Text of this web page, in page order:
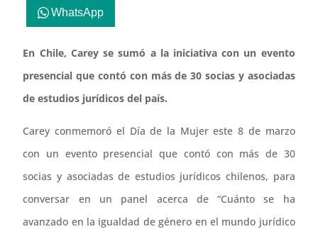
WhatsApp
En Chile, Carey se sumó a la iniciativa con un evento
presencial que contó con más de 30 socias y asociadas
de estudios jurídicos del país.
Carey conmemoró el Día de la Mujer este 8 de marzo
con un evento presencial que contó con más de 30
socias y asociadas de estudios jurídicos chilenos, para
conversar en un panel acerca de “Cuánto se ha
avanzado en la igualdad de género en el mundo jurídico